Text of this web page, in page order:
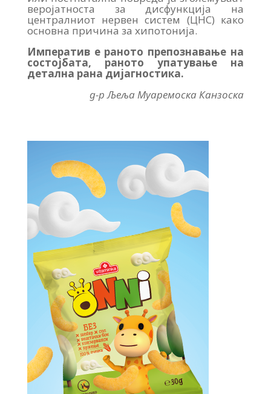
веројатноста за дисфункција на
централниот нервен систем (ЦНС) како
основна причина за хипотонија.
Императив е раното препознавање на
состојбата, раното упатување на
детална рана дијагностика.
д-р Љеља Муаремоска Канзоска